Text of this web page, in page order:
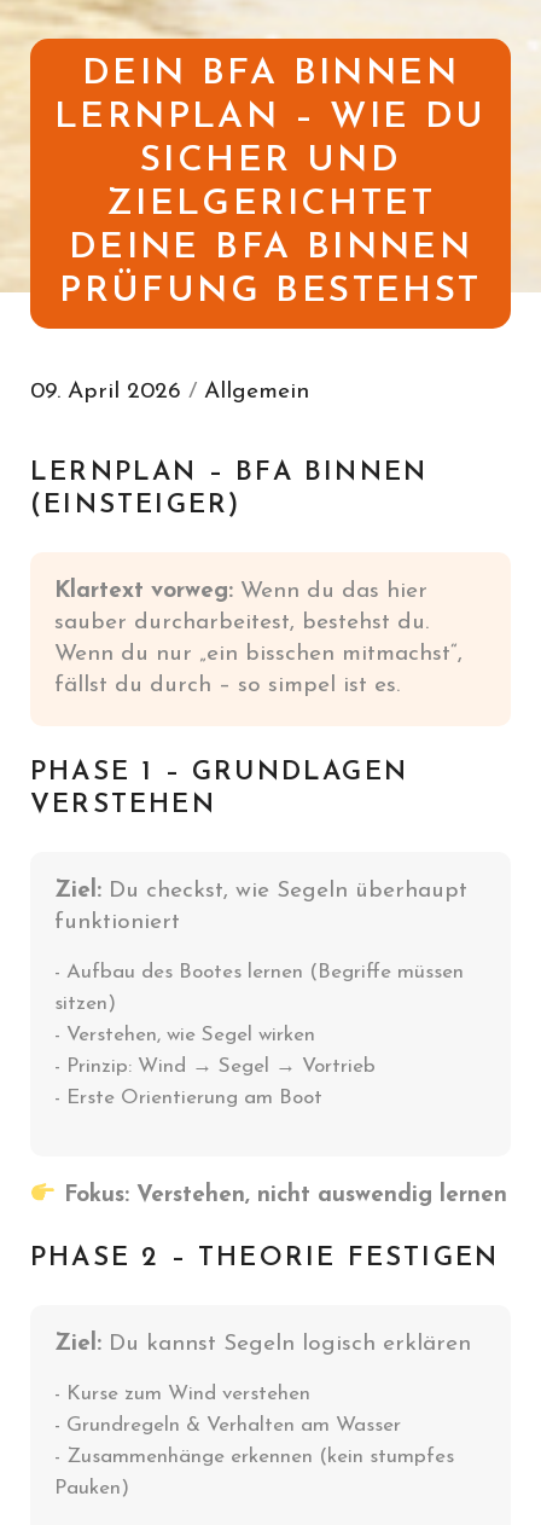
DEIN BFA BINNEN
LERNPLAN – WIE DU
SICHER UND
ZIELGERICHTET
DEINE BFA BINNEN
PRÜFUNG BESTEHST
09. April 2026 / Allgemein
LERNPLAN – BFA BINNEN
(EINSTEIGER)
Klartext vorweg: Wenn du das hier
sauber durcharbeitest, bestehst du.
Wenn du nur „ein bisschen mitmachst“,
fällst du durch – so simpel ist es.
PHASE 1 – GRUNDLAGEN
VERSTEHEN
Ziel: Du checkst, wie Segeln überhaupt
funktioniert
- Aufbau des Bootes lernen (Begriffe müssen
sitzen)
- Verstehen, wie Segel wirken
- Prinzip: Wind → Segel → Vortrieb
- Erste Orientierung am Boot
Fokus: Verstehen, nicht auswendig lernen
PHASE 2 – THEORIE FESTIGEN
Ziel: Du kannst Segeln logisch erklären
- Kurse zum Wind verstehen
- Grundregeln & Verhalten am Wasser
- Zusammenhänge erkennen (kein stumpfes
Pauken)